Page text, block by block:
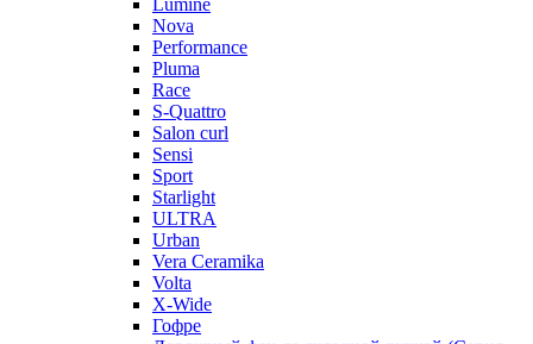
Lumine
Nova
Performance
Pluma
Race
S-Quattro
Salon curl
Sensi
Sport
Starlight
ULTRA
Urban
Vera Ceramika
Volta
X-Wide
Гофре